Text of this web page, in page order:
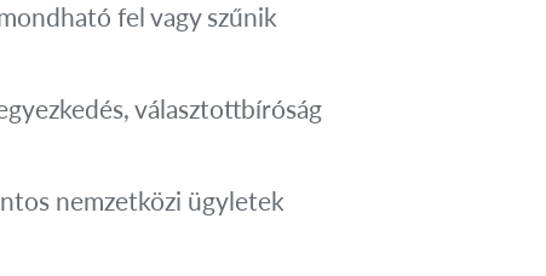
fel vagy szűnik
választottbíróság
nemzetközi ügyletek